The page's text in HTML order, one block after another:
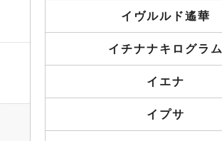
イヴルルド遙華
イチナナキログラム
イエナ
イプサ